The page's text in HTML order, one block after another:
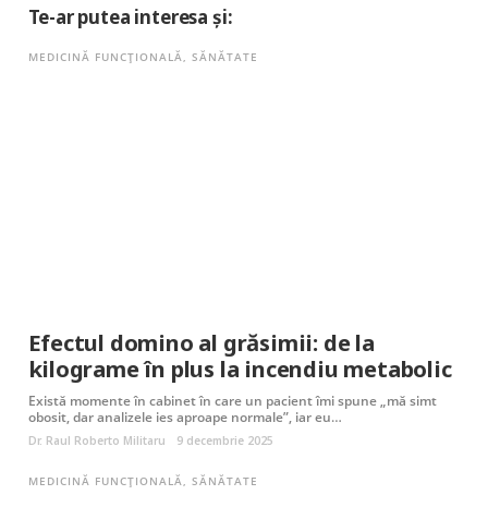
Te-ar putea interesa și:
MEDICINĂ FUNCȚIONALĂ SĂNĂTATE
Efectul domino al grăsimii: de la
kilograme în plus la incendiu metabolic
Există momente în cabinet în care un pacient îmi spune „mă simt
obosit, dar analizele ies aproape normale”, iar eu…
Dr. Raul Roberto Militaru 9 decembrie 2025
MEDICINĂ FUNCȚIONALĂ, SĂNĂTATE